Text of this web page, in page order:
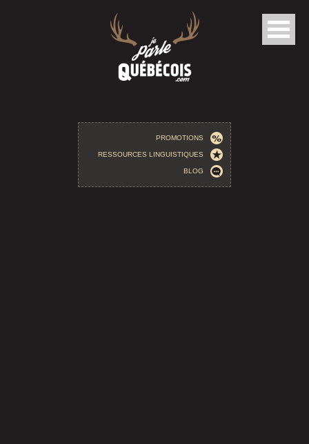
PROMOTIONS
RESSOURCES LINGUISTIQUES
BLOG